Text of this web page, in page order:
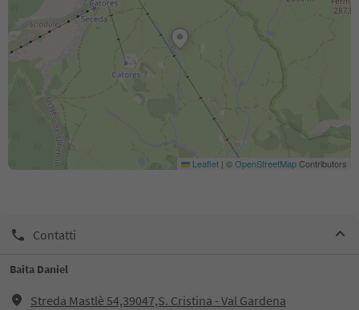
Leaflet | ©OpenStreetMapContributors
Contatti
Baita Daniel
Streda Mastlè 54,39047,S. Cristina - Val Gardena